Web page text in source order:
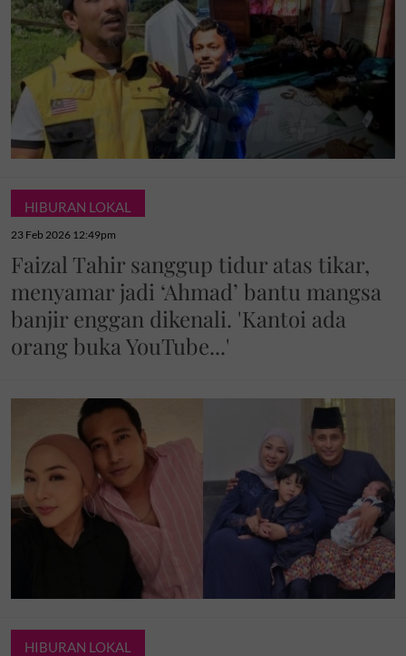
HIBURAN LOKAL
23 Feb 2026 12:49pm
Faizal Tahir sanggup tidur atas tikar,
menyamar jadi ‘Ahmad’ bantu mangsa
banjir enggan dikenali. 'Kantoi ada
orang buka YouTube...'
HIBURAN LOKAL